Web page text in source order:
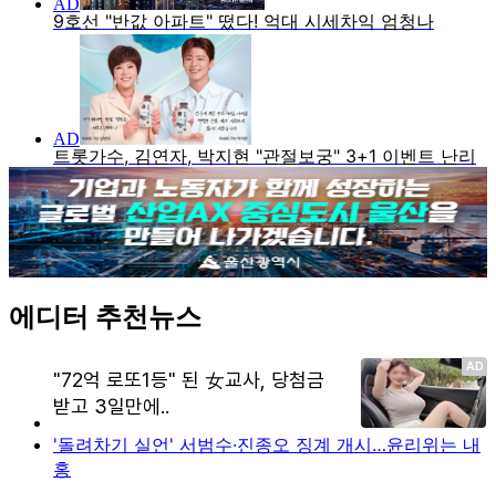
에디터 추천뉴스
'돌려차기 실언' 서범수·진종오 징계 개시…윤리위는 내
홍